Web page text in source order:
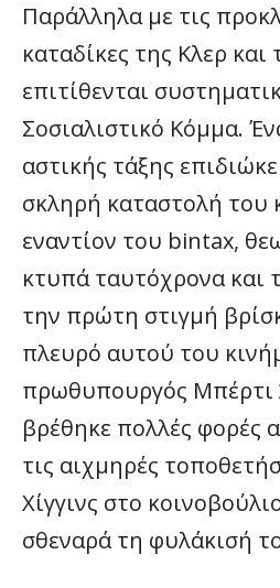
Παράλληλα με τις
καταδίκες της Κλερ
επιτίθενται
Σοσιαλιστικό Κόμμα.
αστικής τάξης
σκληρή καταστολή του
εναντίον του bintax,
κτυπά ταυτόχρονα και
την πρώτη στιγμή
πλευρό αυτού του
πρωθυπουργός Μπέρτι
βρέθηκε πολλές φορές
τις αιχμηρές
Χίγγινς στο
σθεναρά τη φυλάκισή